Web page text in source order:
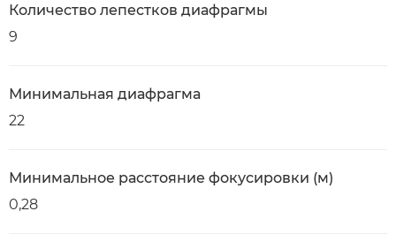
Количество лепестков диафрагмы
9
Минимальная диафрагма
22
Минимальное расстояние фокусировки (м)
0,28